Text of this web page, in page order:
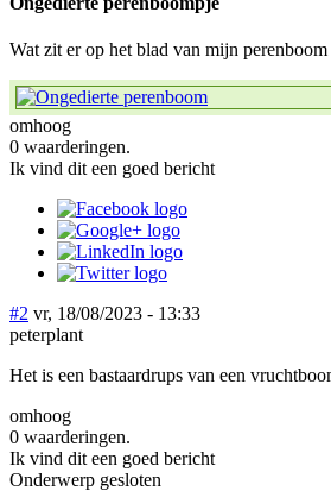
Wat zit er op het blad van mijn
omhoog
0 waarderingen.
Ik vind dit een goed bericht
#2 vr, 18/08/2023 - 13:33
peterplant
Het is een bastaardrups van een
omhoog
0 waarderingen.
Ik vind dit een goed bericht
Onderwerp gesloten